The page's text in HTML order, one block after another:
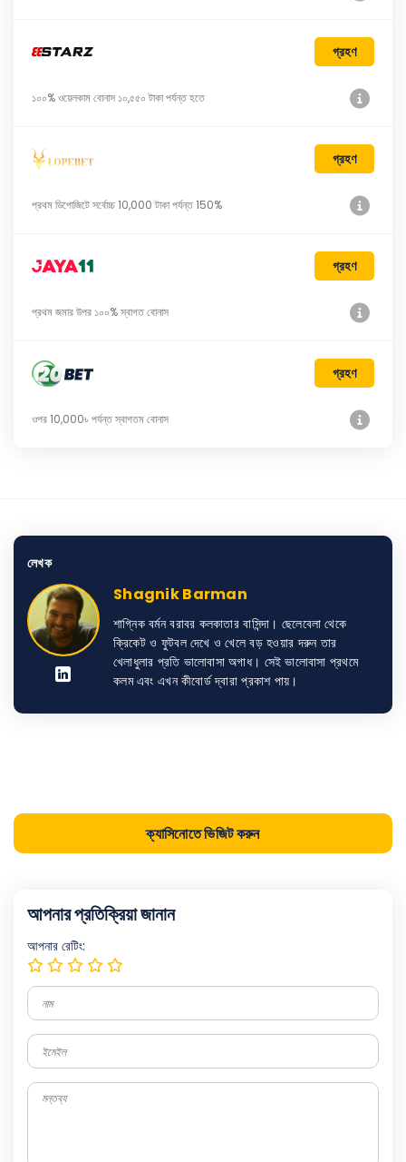
গ্রহণ
১০০% ওয়েলকাম বোনাস ১০,৫৫০ টাকা পর্যন্ত হতে
গ্রহণ
প্রথম ডিপোজিটে সর্বোচ্চ 10,000 টাকা পর্যন্ত 150%
গ্রহণ
প্রথম জমার উপর ১০০% স্বাগত বোনাস
গ্রহণ
ওপর 10,000৳ পর্যন্ত স্বাগতম বোনাস
লেখক
Shagnik Barman
শাগ্নিক বর্মন বরাবর কলকাতার বাসিন্দা। ছেলেবেলা থেকে
ক্রিকেট ও ফুটবল দেখে ও খেলে বড় হওয়ার দরুন তার
খেলাধুলার প্রতি ভালোবাসা অগাধ। সেই ভালোবাসা প্রথমে
কলম এবং এখন কীবোর্ড দ্বারা প্রকাশ পায়।
ক্যাসিনোতে ভিজিট করুন
আপনার প্রতিক্রিয়া জানান
আপনার রেটিং: